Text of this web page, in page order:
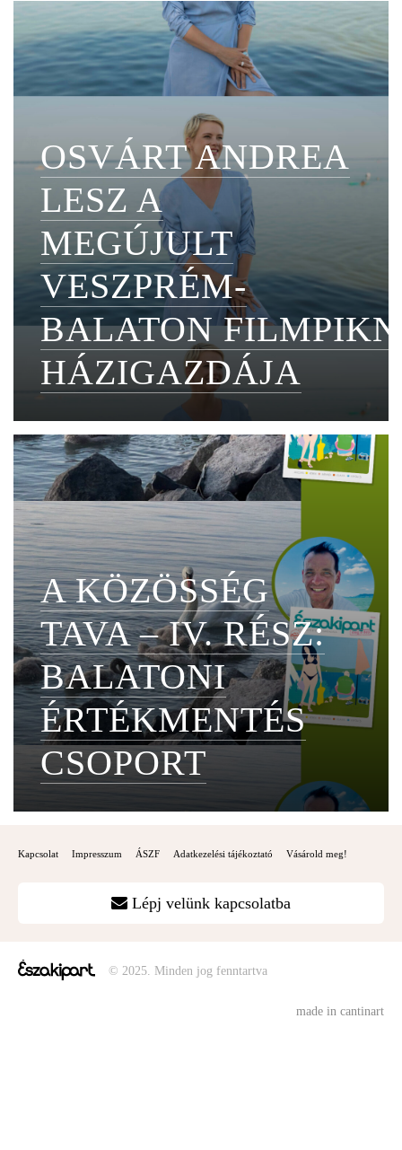
OSVÁRT ANDREA
LESZ A
MEGÚJULT
VESZPRÉM-
BALATON
HÁZIGAZDÁJA
A KÖZÖSSÉG
TAVA – IV. RÉSZ:
BALATONI
ÉRTÉKMENTÉS
CSOPORT
Kapcsolat Impresszum ÁSZF Adatkezelési tájékoztató Vásárold meg!
Lépj velünk kapcsolatba
© 2025. Minden jog fenntartva
made in cantinart